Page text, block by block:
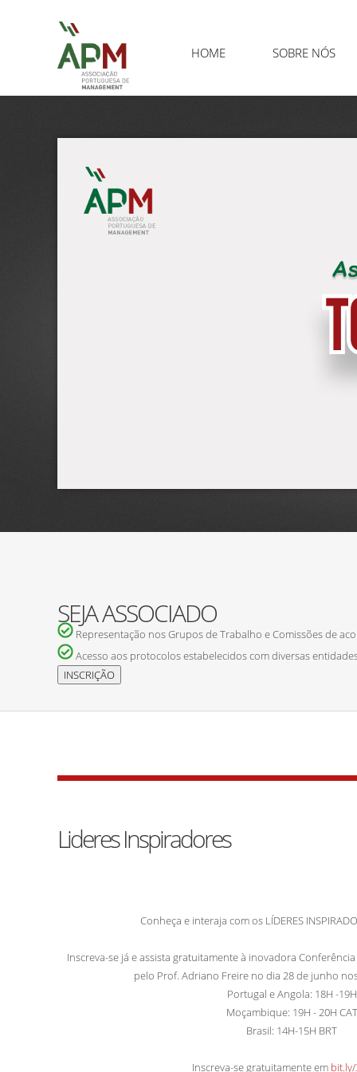
HOME SOBRE NÓS
SEJA ASSOCIADO
Representação nos Grupos de Trabalho e Comissões de
Acesso aos protocolos estabelecidos com diversas
Lideres Inspiradores
Conheça e interaja com os LÍDERES
Inscreva-se já e assista gratuitamente à inovadora
pelo Prof. Adriano Freire no dia 28 de junho
Portugal e Angola: 18H -19H
Moçambique: 19H - 20H CAT
Brasil: 14H-15H BRT
Inscreva-se gratuitamente em